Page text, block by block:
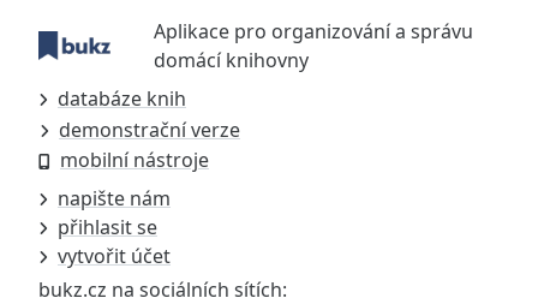
Aplikace pro organizování a správu
domácí knihovny
databáze knih
demonstrační verze
mobilní nástroje
napište nám
přihlasit se
vytvořit účet
bukz.cz na sociálních sítích: